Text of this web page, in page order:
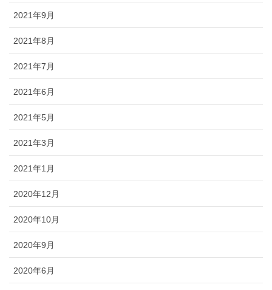
2021年9月
2021年8月
2021年7月
2021年6月
2021年5月
2021年3月
2021年1月
2020年12月
2020年10月
2020年9月
2020年6月